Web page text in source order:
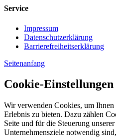
Service
Impressum
Datenschutzerklärung
Barrierefreiheitserklärung
Seitenanfang
Cookie-Einstellungen
Wir verwenden Cookies, um Ihnen
Erlebnis zu bieten. Dazu zählen
Seite und für die Steuerung
Unternehmensziele notwendig